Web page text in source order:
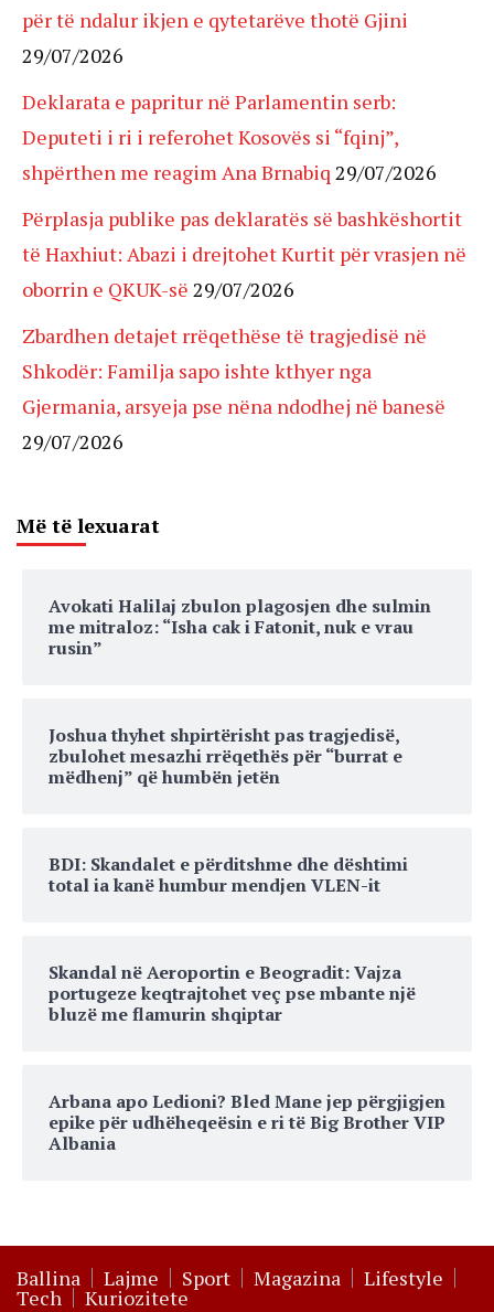
për të ndalur ikjen e qytetarëve thotë Gjini
29/07/2026
Deklarata e papritur në Parlamentin serb:
Deputeti i ri i referohet Kosovës si “fqinj”,
shpërthen me reagim Ana Brnabiq 29/07/2026
Përplasja publike pas deklaratës së bashkëshortit
të Haxhiut: Abazi i drejtohet Kurtit për vrasjen në
oborrin e QKUK-së 29/07/2026
Zbardhen detajet rrëqethëse të tragjedisë në
Shkodër: Familja sapo ishte kthyer nga
Gjermania, arsyeja pse nëna ndodhej në banesë
29/07/2026
Më të lexuarat
Avokati Halilaj zbulon plagosjen dhe sulmin
me mitraloz: “Isha cak i Fatonit, nuk e vrau
rusin”
Joshua thyhet shpirtërisht pas tragjedisë,
zbulohet mesazhi rrëqethës për “burrat e
mëdhenj” që humbën jetën
BDI: Skandalet e përditshme dhe dështimi
total ia kanë humbur mendjen VLEN-it
Skandal në Aeroportin e Beogradit: Vajza
portugeze keqtrajtohet veç pse mbante një
bluzë me flamurin shqiptar
Arbana apo Ledioni? Bled Mane jep përgjigjen
epike për udhëheqeësin e ri të Big Brother VIP
Albania
Ballina Lajme Sport Magazina Lifestyle
Tech Kuriozitete